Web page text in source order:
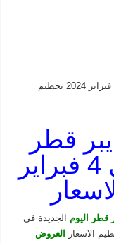
قطر
اليوم 30 يناير حتى 4 فبراير
قطر اليوم
الجديدة فى
العروض